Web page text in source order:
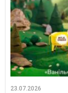
23.07.2026